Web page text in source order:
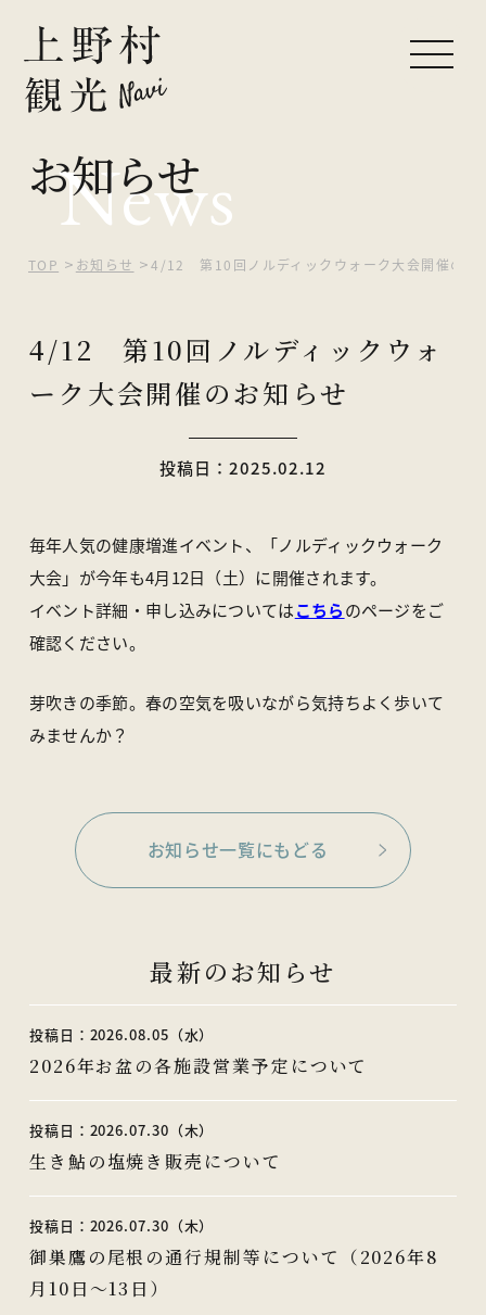
ピックアップ
観光する
自然を楽しむ
泊まる
オンラインストア
お問い合わせ
〒370-1617 群馬県多野郡上野村楢原310-1
TEL0274-20-7070／ FAX 0274-59-2520
お知らせ
News
TOP お知らせ 4/12 第10回ノルディックウォーク大会開催のお
4/12 第10回ノルディックウォ
ーク大会開催のお知らせ
投稿日：2025.02.12
毎年人気の健康増進イベント、「ノルディックウォーク
大会」が今年も4月12日（土）に開催されます。
イベント詳細・申し込みについてはこちらのページをご
確認ください。
芽吹きの季節。春の空気を吸いながら気持ちよく歩いて
みませんか？
お知らせ一覧にもどる
最新のお知らせ
投稿日：2026.08.05（水）
2026年お盆の各施設営業予定について
投稿日：2026.07.30（木）
生き鮎の塩焼き販売について
投稿日：2026.07.30（木）
御巣鷹の尾根の通行規制等について（2026年8
月10日～13日）